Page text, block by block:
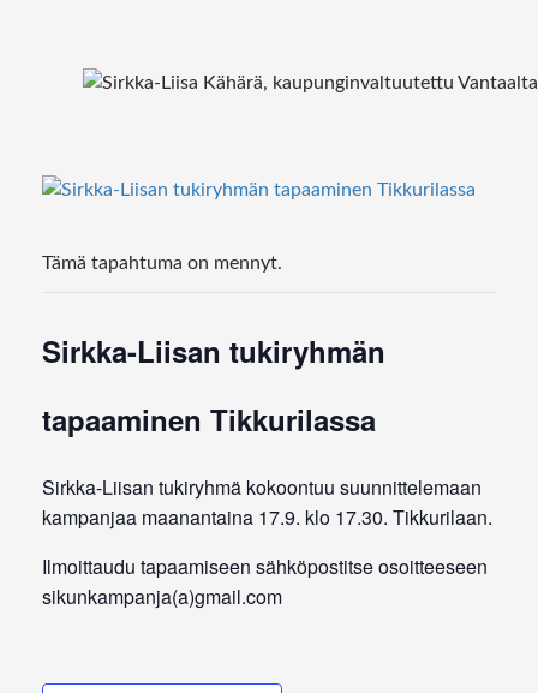
Tämä tapahtuma on mennyt.
Sirkka-Liisan tukiryhmän
tapaaminen Tikkurilassa
Sirkka-Liisan tukiryhmä kokoontuu suunnittelemaan
kampanjaa maanantaina 17.9. klo 17.30. Tikkurilaan.
Ilmoittaudu tapaamiseen sähköpostitse osoitteeseen
sikunkampanja(a)gmail.com